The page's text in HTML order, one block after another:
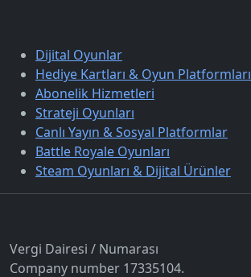
Dijital Oyunlar
Hediye Kartları & Oyun Platformları
Abonelik Hizmetleri
Strateji Oyunları
Canlı Yayın & Sosyal Platformlar
Battle Royale Oyunları
Steam Oyunları & Dijital Ürünler
Vergi Dairesi / Numarası
Company number 17335104.